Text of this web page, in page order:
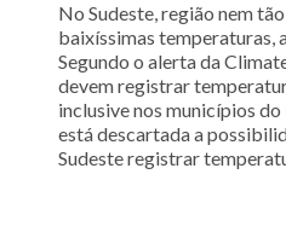
No Sudeste, região nem
baixíssimas temperaturas,
Segundo o alerta da
devem registrar
inclusive nos municípios
está descartada a
Sudeste registrar